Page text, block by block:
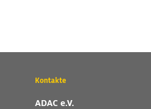
Wichtige
und
Kontakte
ADAC e.V.